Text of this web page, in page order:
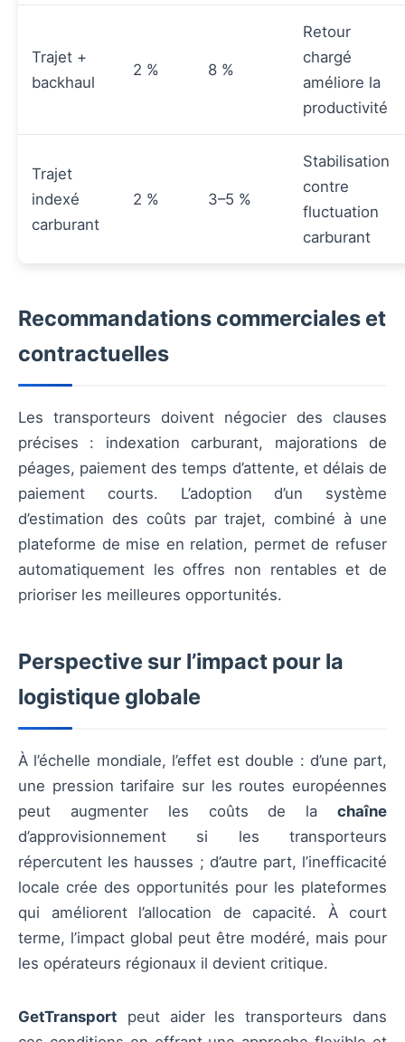
Trajet +
backhaul
2 % 8 %
Retour
chargé
améliore la
productivité
Trajet
indexé
carburant
2 % 3–5 %
Stabilisation
contre
fluctuation
carburant
Recommandations commerciales et
contractuelles
Les transporteurs doivent négocier des clauses
précises : indexation carburant, majorations de
péages, paiement des temps d’attente, et délais de
paiement courts. L’adoption d’un système
d’estimation des coûts par trajet, combiné à une
plateforme de mise en relation, permet de refuser
automatiquement les offres non rentables et de
prioriser les meilleures opportunités.
Perspective sur l’impact pour la
logistique globale
À l’échelle mondiale, l’effet est double : d’une part,
une pression tarifaire sur les routes européennes
peut augmenter les coûts de la chaîne
d’approvisionnement si les transporteurs
répercutent les hausses ; d’autre part, l’inefficacité
locale crée des opportunités pour les plateformes
qui améliorent l’allocation de capacité. À court
terme, l’impact global peut être modéré, mais pour
les opérateurs régionaux il devient critique.
GetTransport peut aider les transporteurs dans